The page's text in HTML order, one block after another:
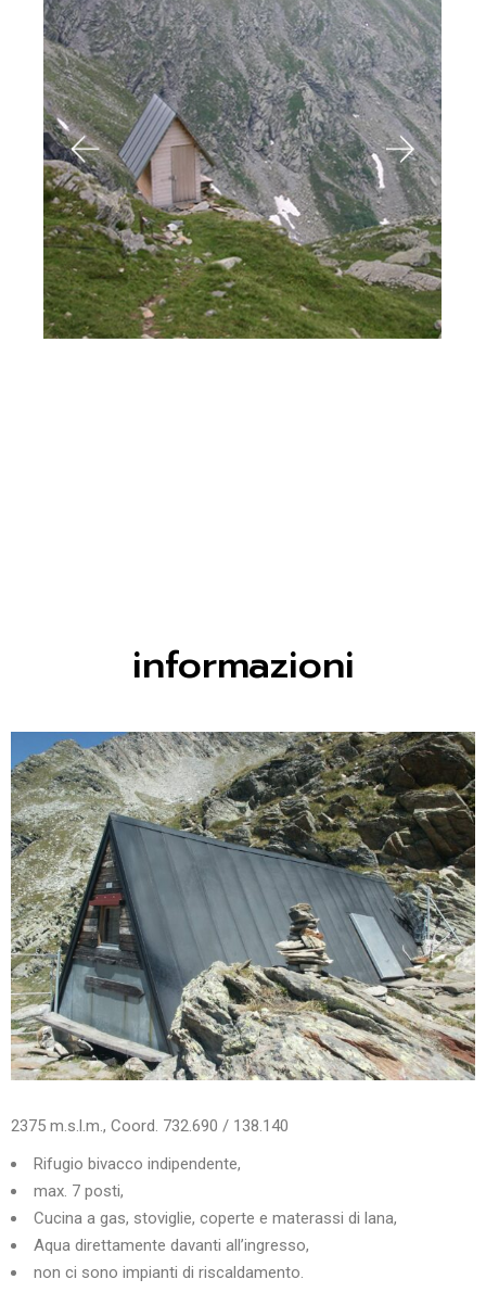
informazioni
2375 m.s.l.m., Coord. 732.690 / 138.140
Rifugio bivacco indipendente,
max. 7 posti,
Cucina a gas, stoviglie, coperte e materassi di lana,
Aqua direttamente davanti all’ingresso,
non ci sono impianti di riscaldamento.